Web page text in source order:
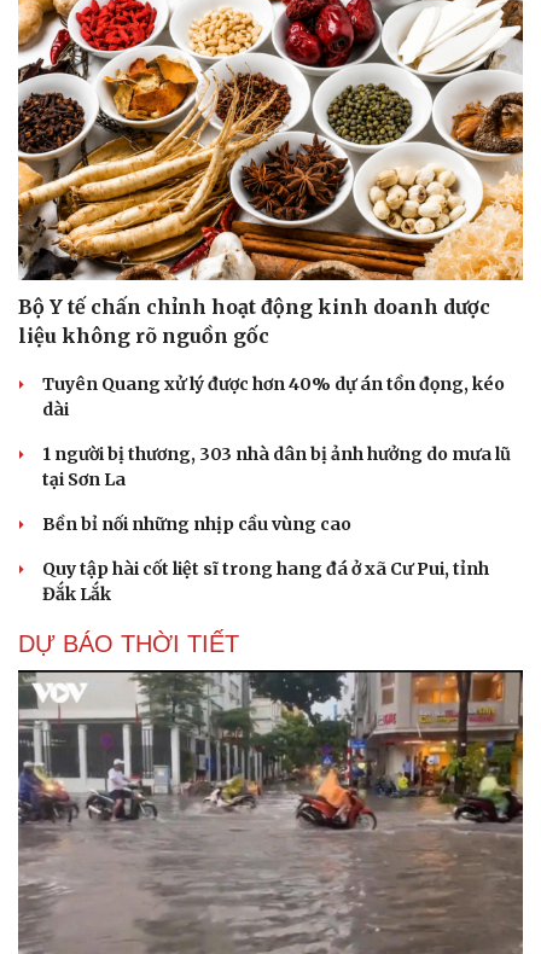
Bộ Y tế chấn chỉnh hoạt động kinh doanh dược
liệu không rõ nguồn gốc
Tuyên Quang xử lý được hơn 40% dự án tồn đọng, kéo
dài
1 người bị thương, 303 nhà dân bị ảnh hưởng do mưa lũ
tại Sơn La
Bền bỉ nối những nhịp cầu vùng cao
Quy tập hài cốt liệt sĩ trong hang đá ở xã Cư Pui, tỉnh
Đắk Lắk
DỰ BÁO THỜI TIẾT